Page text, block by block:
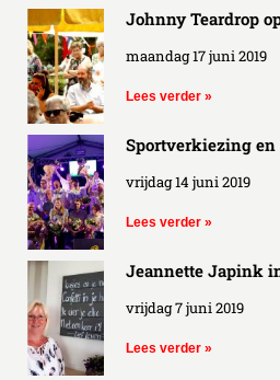
Johnny Teardrop
maandag 17 juni 2019
Lees verder »
Sportverkiezing en
vrijdag 14 juni 2019
Lees verder »
Jeannette Japink
vrijdag 7 juni 2019
Lees verder »